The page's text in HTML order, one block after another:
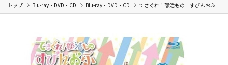
トップ Blu-ray・DVD・CD Blu-ray・DVD・CD てさぐれ！部活もの すぴんおふ